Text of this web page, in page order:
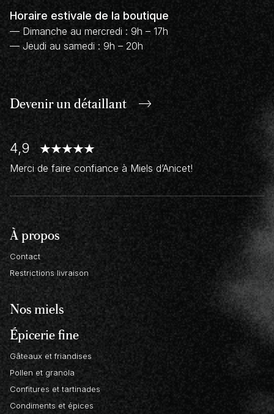
À propos
Contact
Restrictions livraison
Nos miels
Épicerie fine
Gâteaux et friandises
Pollen et granola
Confitures et tartinades
Condiments et épices
Horaire estivale de la boutique
— Dimanche au mercredi : 9h – 17h
— Jeudi au samedi : 9h – 20h
Devenir undétaillant
4,9
Merci de faire confiance à Miels d’Anicet!